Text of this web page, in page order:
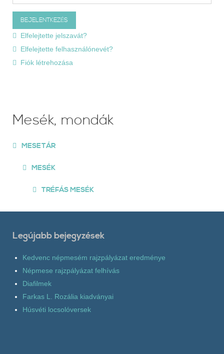
Elfelejtette jelszavát?
Elfelejtette felhasználónevét?
Fiók létrehozása
Mesék, mondák
MESETÁR
MESÉK
TRÉFÁS MESÉK
Legújabb bejegyzések
Kedvenc népmesém rajzpályázat eredménye
Népmese rajzpályázat felhívás
Diafilmek
Farkas L. Rozália kiadványai
Húsvéti locsolóversek